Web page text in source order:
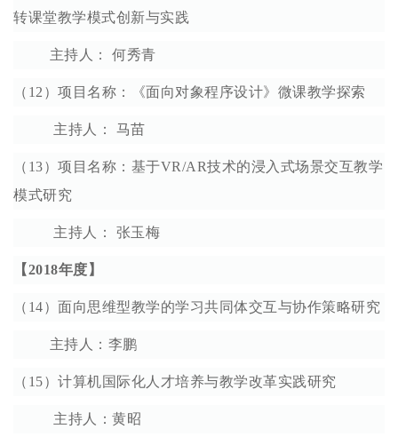
转课堂教学模式创新与实践
主持人： 何秀青
（12）项目名称：《面向对象程序设计》微课教学探索
主持人： 马苗
（13）项目名称：基于VR/AR技术的浸入式场景交互教学
模式研究
主持人： 张玉梅
【2018年度】
（14）面向思维型教学的学习共同体交互与协作策略研究
主持人：李鹏
（15）计算机国际化人才培养与教学改革实践研究
主持人：黄昭